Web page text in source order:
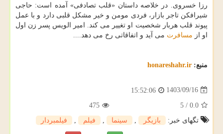
رزا خسروی. در خلاصه داستان «قلب تصادفی» آمده است: حاجی
شیرافکن تاجر بازار، فردی مومن و خیر مشکل قلبی دارد و با عمل
پیوند قلب هربار شخصیت او تغییر می کند. امیر الویس پسر زن اول
او از مسافرت می آید و اتفاقاتی رخ می دهد....
منبع: honareshahr.ir
1403/09/16
15:52:06
0.0
/
5
475
تگهای خبر:
بازیگر سینما فیلم فیلمبردار